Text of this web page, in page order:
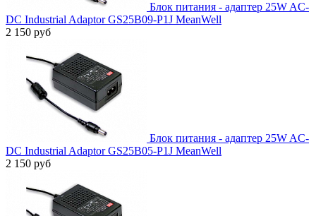
Блок питания - адаптер 25W AC-
DC Industrial Adaptor GS25B09-P1J MeanWell
2 150 руб
Блок питания - адаптер 25W AC-
DC Industrial Adaptor GS25B05-P1J MeanWell
2 150 руб